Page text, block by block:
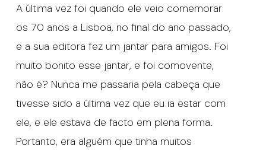
A última vez foi quando ele veio comemorar
os 70 anos a Lisboa, no final do ano passado,
e a sua editora fez um jantar para amigos. Foi
muito bonito esse jantar, e foi comovente,
não é? Nunca me passaria pela cabeça que
tivesse sido a última vez que eu ia estar com
ele, e ele estava de facto em plena forma.
Portanto, era alguém que tinha muitos